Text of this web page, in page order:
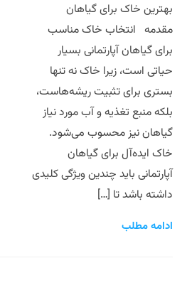
بهترین خاک برای گیاهان
مقدمه انتخاب خاک مناسب
برای گیاهان آپارتمانی بسیار
حیاتی است، زیرا خاک نه تنها
بستری برای تثبیت ریشه‌هاست،
بلکه منبع تغذیه و آب مورد نیاز
گیاهان نیز محسوب می‌شود.
خاک ایده‌آل برای گیاهان
آپارتمانی باید چندین ویژگی کلیدی
داشته باشد تا […]
ادامه مطلب